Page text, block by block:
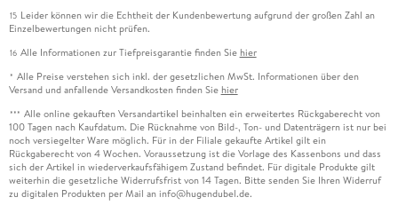
15 Leider können wir die Echtheit der Kundenbewertung aufgrund der großen Zahl an
Einzelbewertungen nicht prüfen.
16 Alle Informationen zur Tiefpreisgarantie finden Sie hier
* Alle Preise verstehen sich inkl. der gesetzlichen MwSt. Informationen über den
Versand und anfallende Versandkosten finden Sie hier
*** Alle online gekauften Versandartikel beinhalten ein erweitertes Rückgaberecht von
100 Tagen nach Kaufdatum. Die Rücknahme von Bild-, Ton- und Datenträgern ist nur bei
noch versiegelter Ware möglich. Für in der Filiale gekaufte Artikel gilt ein
Rückgaberecht von 4 Wochen. Voraussetzung ist die Vorlage des Kassenbons und dass
sich der Artikel in wiederverkaufsfähigem Zustand befindet. Für digitale Produkte gilt
weiterhin die gesetzliche Widerrufsfrist von 14 Tagen. Bitte senden Sie Ihren Widerruf
zu digitalen Produkten per Mail an info@hugendubel.de.